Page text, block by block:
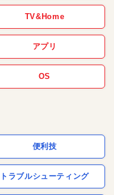
TV&Home
アプリ
OS
便利技
トラブルシューティング